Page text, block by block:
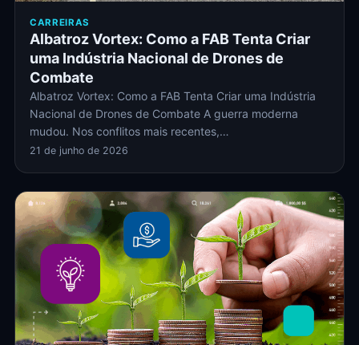
CARREIRAS
Albatroz Vortex: Como a FAB Tenta Criar
uma Indústria Nacional de Drones de
Combate
Albatroz Vortex: Como a FAB Tenta Criar uma Indústria
Nacional de Drones de Combate A guerra moderna
mudou. Nos conflitos mais recentes,…
21 de junho de 2026